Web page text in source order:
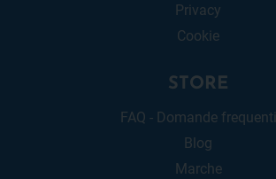
Privacy
Cookie
STORE
FAQ - Domande frequenti
Blog
Marche